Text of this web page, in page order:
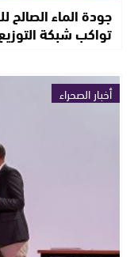
جودة الماء
تواكب شبكة
أخبار الصحراء